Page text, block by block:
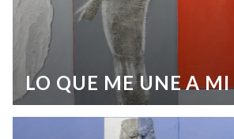
LO QUE ME UNE A